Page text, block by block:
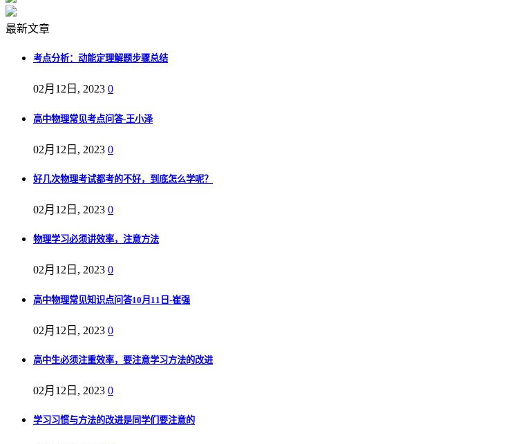
最新文章
考点分析：动能定理解题步骤总结
02月12日, 2023 0
高中物理常见考点问答-王小泽
02月12日, 2023 0
好几次物理考试都考的不好，到底怎么学呢？
02月12日, 2023 0
物理学习必须讲效率，注意方法
02月12日, 2023 0
高中物理常见知识点问答10月11日-崔强
02月12日, 2023 0
高中生必须注重效率，要注意学习方法的改进
02月12日, 2023 0
学习习惯与方法的改进是同学们要注意的